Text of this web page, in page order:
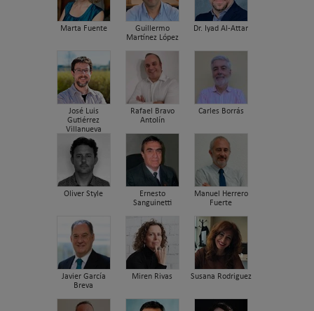
Marta Fuente
Guillermo
Martínez López
Dr. Iyad Al-Attar
José Luis
Gutiérrez
Villanueva
Rafael Bravo
Antolín
Carles Borrás
Oliver Style
Ernesto
Sanguinetti
Manuel Herrero
Fuerte
Javier García
Breva
Miren Rivas Susana Rodriguez